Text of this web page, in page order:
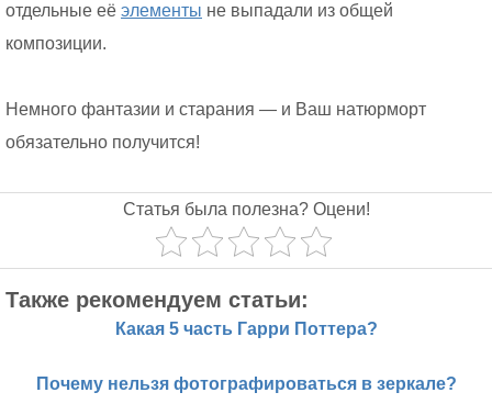
отдельные её элементы не выпадали из общей
композиции.
Немного фантазии и старания — и Ваш натюрморт
обязательно получится!
Статья была полезна? Оцени!
Также рекомендуем статьи:
Какая 5 часть Гарри Поттера?
Почему нельзя фотографироваться в зеркале?